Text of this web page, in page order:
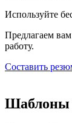
Используйте
Предлагаем
работу.
Составить
Шаблоны